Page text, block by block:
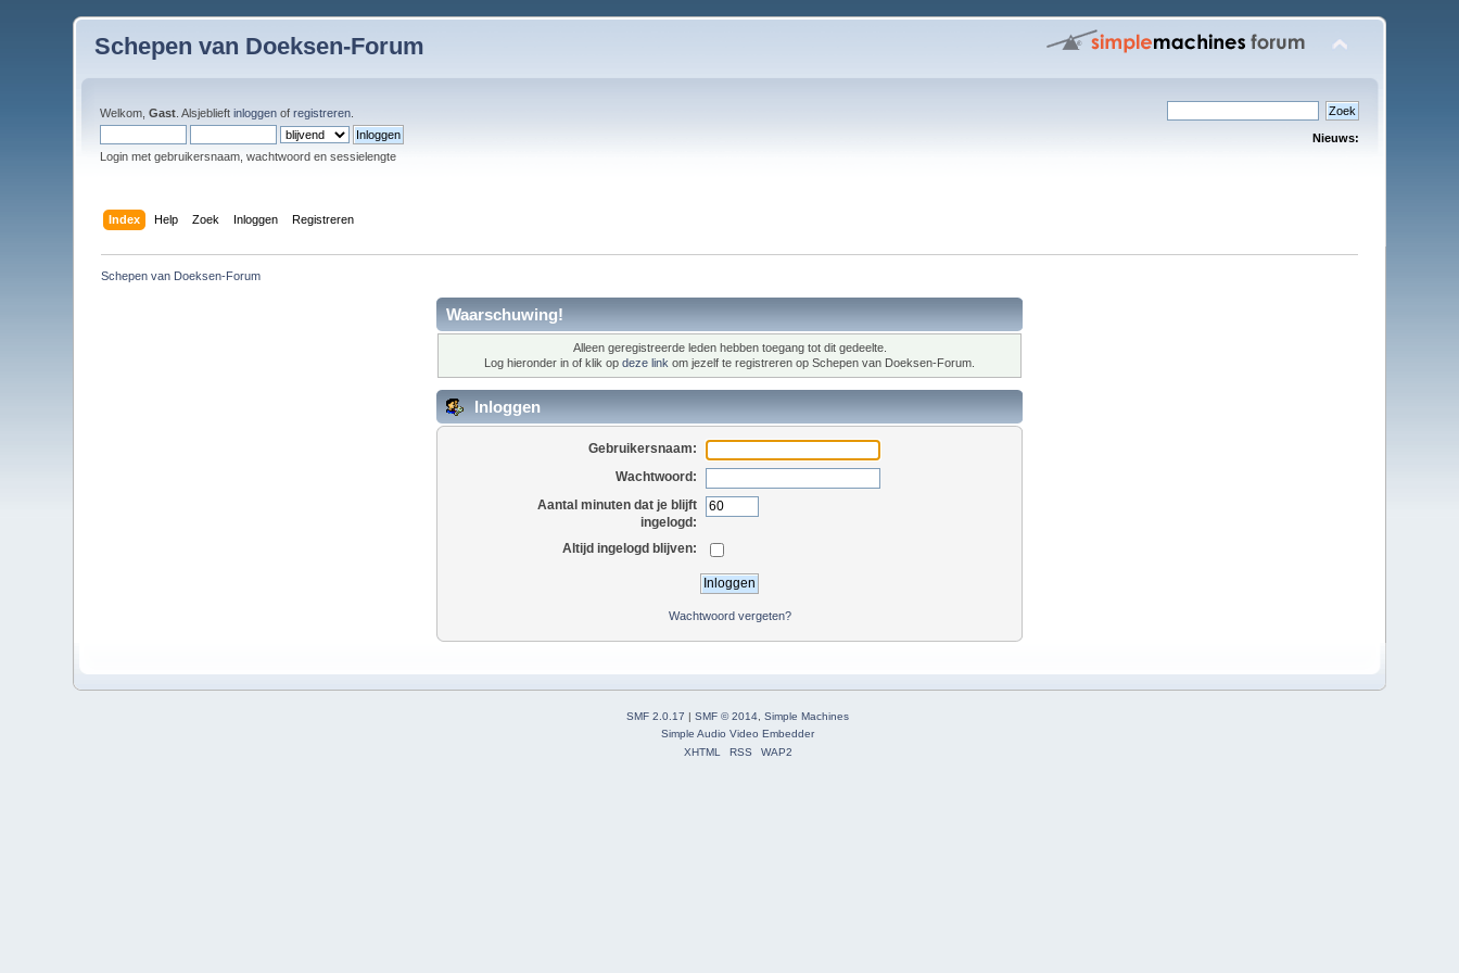
Schepen van Doeksen-Forum
Welkom,Gast . Alsjeblieftinloggen ofregistreren
Login met gebruikersnaam, wachtwoord en sessielengte
Nieuws:
Index Help Zoek Inloggen Registreren
Schepen van Doeksen-Forum
Waarschuwing!
Alleen geregistreerde leden hebben toegang tot dit gedeelte.
Log hieronder in of klik op deze link om jezelf te registreren op Schepen van Doeksen-Forum.
Inloggen
Gebruikersnaam:
Wachtwoord:
Aantal minuten dat je blijft
ingelogd:
Altijd ingelogd blijven:
Wachtwoord vergeten?
SMF 2.0.17 | SMF © 2014 Simple Machines
Simple Audio Video Embedder
XHTML
RSS WAP2